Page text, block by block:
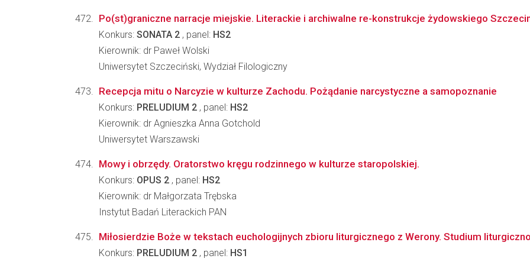
Po(st)graniczne narracje miejskie. Literackie i archiwalne re-konstrukcje żydowskiego
Konkurs: SONATA 2 , panel: HS2
Kierownik: dr Paweł Wolski
Uniwersytet Szczeciński, Wydział Filologiczny
Recepcja mitu o Narcyzie w kulturze Zachodu. Pożądanie narcystyczne a samopoznanie
Konkurs: PRELUDIUM 2 , panel: HS2
Kierownik: dr Agnieszka Anna Gotchold
Uniwersytet Warszawski
Mowy i obrzędy. Oratorstwo kręgu rodzinnego w kulturze staropolskiej.
Konkurs: OPUS 2 , panel: HS2
Kierownik: dr Małgorzata Trębska
Instytut Badań Literackich PAN
Miłosierdzie Boże w tekstach euchologijnych zbioru liturgicznego z Werony. Studium
Konkurs: PRELUDIUM 2 , panel: HS1